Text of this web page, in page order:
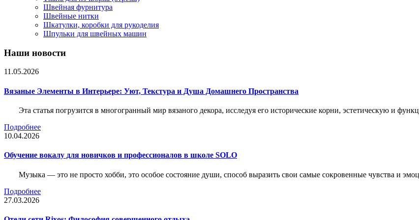
Швейная фурнитура
Швейные нитки
Шкатулки, коробки для рукоделия
Шпульки для швейных машин
Наши новости
11.05.2026
Вязаные Элементы в Интерьере: Уют, Текстура и Душа Домашнего Пространства
Эта статья погрузится в многогранный мир вязаного декора, исследуя его исторические корни, эстетическую и
Подробнее
10.04.2026
Обучение вокалу для новичков и профессионалов в школе SOLO
Музыка — это не просто хобби, это особое состояние души, способ выразить свои самые сокровенные чувства и
Подробнее
27.03.2026